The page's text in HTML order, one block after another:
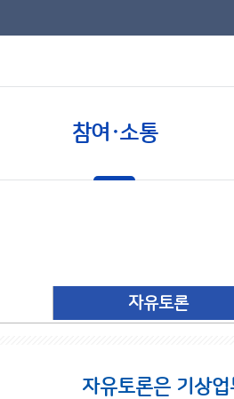
참여·소통
자유토론
자유토론은 기상